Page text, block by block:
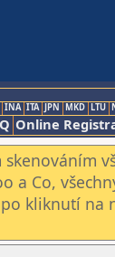
INA ITA JPN MKD LTU
Online
a Co,
kliknutí na